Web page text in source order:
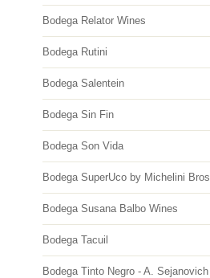
Bodega Relator Wines
Bodega Rutini
Bodega Salentein
Bodega Sin Fin
Bodega Son Vida
Bodega SuperUco by Michelini Bros
Bodega Susana Balbo Wines
Bodega Tacuil
Bodega Tinto Negro - A. Sejanovich